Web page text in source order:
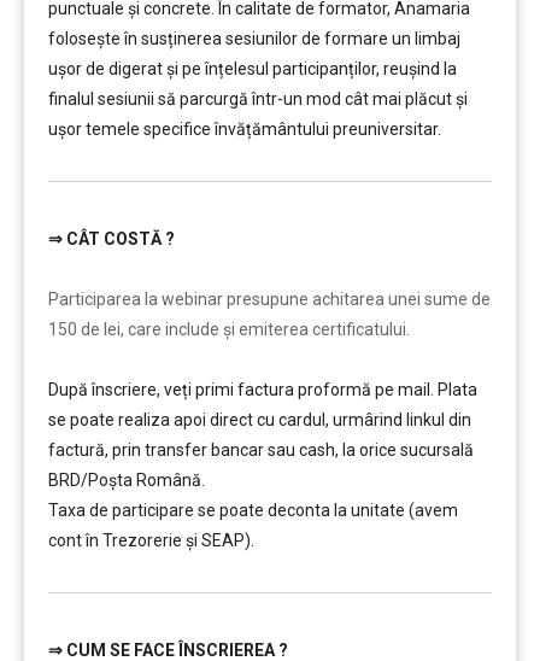
punctuale și concrete. În calitate de formator, Anamaria
folosește în susținerea sesiunilor de formare un limbaj
ușor de digerat și pe înțelesul participanților, reușind la
finalul sesiunii să parcurgă într-un mod cât mai plăcut și
ușor temele specifice învățământului preuniversitar.
⇒ CÂT COSTĂ ?
Participarea la webinar presupune achitarea unei sume de
150 de lei, care include şi emiterea certificatului.
După înscriere, veți primi factura proformă pe mail. Plata
se poate realiza apoi direct cu cardul, urmârind linkul din
factură, prin transfer bancar sau cash, la orice sucursală
BRD/Poșta Română.
Taxa de participare se poate deconta la unitate (avem
cont în Trezorerie și SEAP).
⇒ CUM SE FACE ÎNSCRIEREA ?